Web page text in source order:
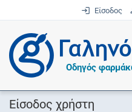
Είσοδος
Οδηγός
Είσοδος χρήστη